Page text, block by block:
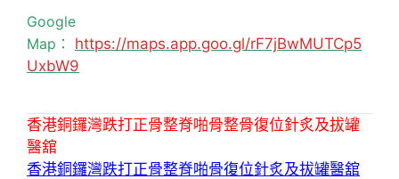
Google
Map： https://maps.app.goo.gl/rF7jBwMUTCp5
UxbW9
香港銅鑼灣跌打正骨整脊啪骨整骨復位針炙及拔罐
醫舘
香港銅鑼灣跌打正骨整脊啪骨復位針炙及拔罐醫舘